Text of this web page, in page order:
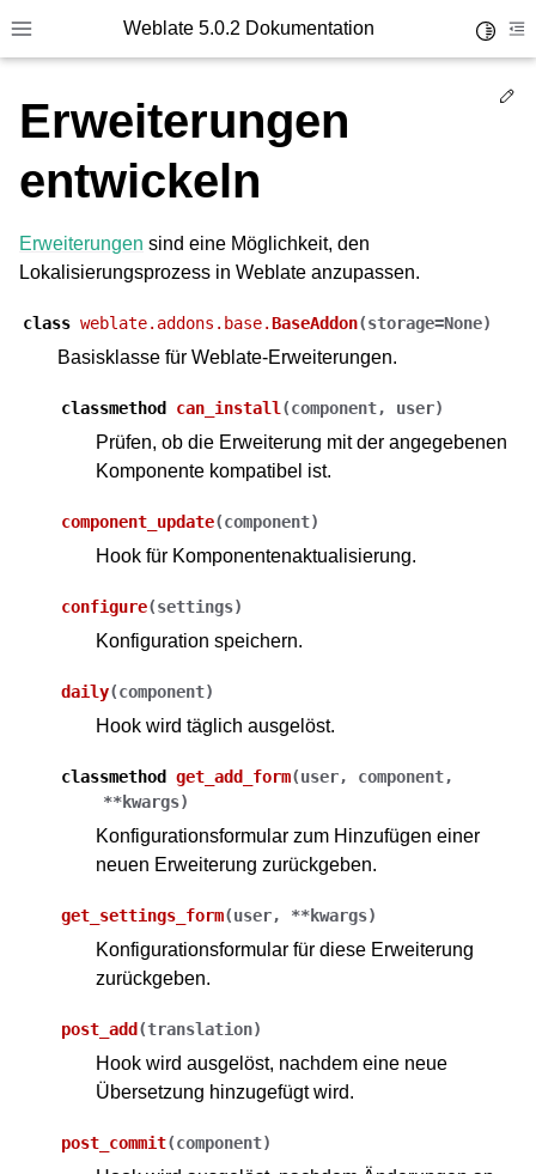
Toggle site navigation sidebar
Weblate 5.0.2 Dokumentation
navigation of Unterstützte Dateiformate
navigation of Konfigurationsanweisungen
Erweiterungen
entwickeln
Erweiterungen sind eine Möglichkeit, den
Lokalisierungsprozess in Weblate anzupassen.
class weblate.addons.base.BaseAddon(storage=None)
Basisklasse für Weblate-Erweiterungen.
classmethod can_install (component, user)
Prüfen, ob die Erweiterung mit der angegebenen
Komponente kompatibel ist.
component_update(component)
Hook für Komponentenaktualisierung.
configure(settings)
Konfiguration speichern.
daily(component)
Hook wird täglich ausgelöst.
classmethod get_add_form(user, component,
**kwargs)
Konfigurationsformular zum Hinzufügen einer
neuen Erweiterung zurückgeben.
get_settings_form(user, **kwargs)
Konfigurationsformular für diese Erweiterung
zurückgeben.
post_add (translation)
Hook wird ausgelöst, nachdem eine neue
Übersetzung hinzugefügt wird.
post_commit(component)